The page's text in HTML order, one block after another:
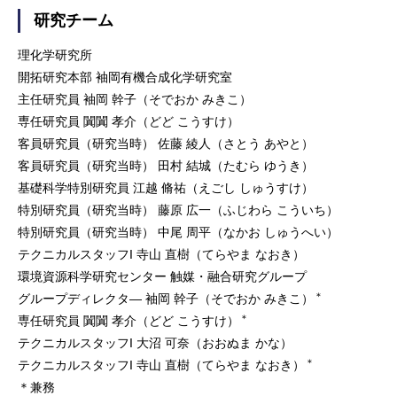
研究チーム
理化学研究所
開拓研究本部 袖岡有機合成化学研究室
主任研究員 袖岡 幹子（そでおか みきこ）
専任研究員 闐闐 孝介（どど こうすけ）
客員研究員（研究当時） 佐藤 綾人（さとう あやと）
客員研究員（研究当時） 田村 結城（たむら ゆうき）
基礎科学特別研究員 江越 脩祐（えごし しゅうすけ）
特別研究員（研究当時） 藤原 広一（ふじわら こういち）
特別研究員（研究当時） 中尾 周平（なかお しゅうへい）
テクニカルスタッフI 寺山 直樹（てらやま なおき）
環境資源科学研究センター 触媒・融合研究グループ
グループディレクタ― 袖岡 幹子（そでおか みきこ）
＊
専任研究員 闐闐 孝介（どど こうすけ） ＊
テクニカルスタッフI 大沼 可奈（おおぬま かな）
テクニカルスタッフI 寺山 直樹（てらやま なおき）
＊
＊兼務